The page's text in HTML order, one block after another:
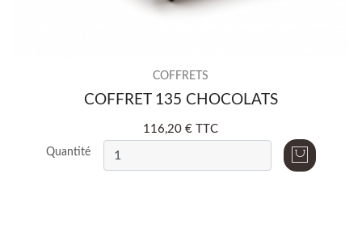
COFFRETS
COFFRET 135 CHOCOLATS
116,20 € TTC
Quantité